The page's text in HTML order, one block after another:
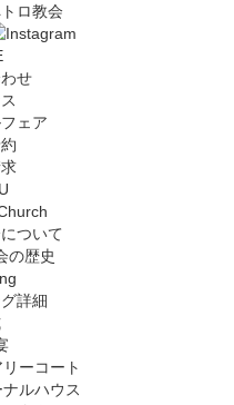
ロ教会
せ
ェア
ついて
の歴史
詳細
ーコート
ルハウス